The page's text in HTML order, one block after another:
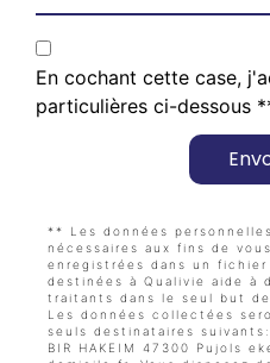
En cochant cette case,
particulières ci-dessous
** Les données
nécessaires aux fins de
enregistrées dans un
destinées à Qualivie aide à
traitants dans le seul but
Les données collectées
seuls destinataires
BIR HAKEIM 47300 Pujols